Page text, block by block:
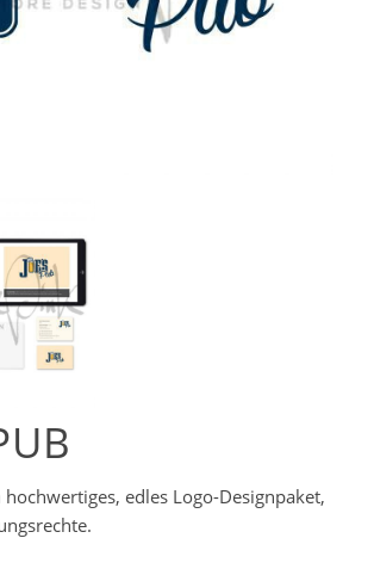
edles Logo-Designpaket,